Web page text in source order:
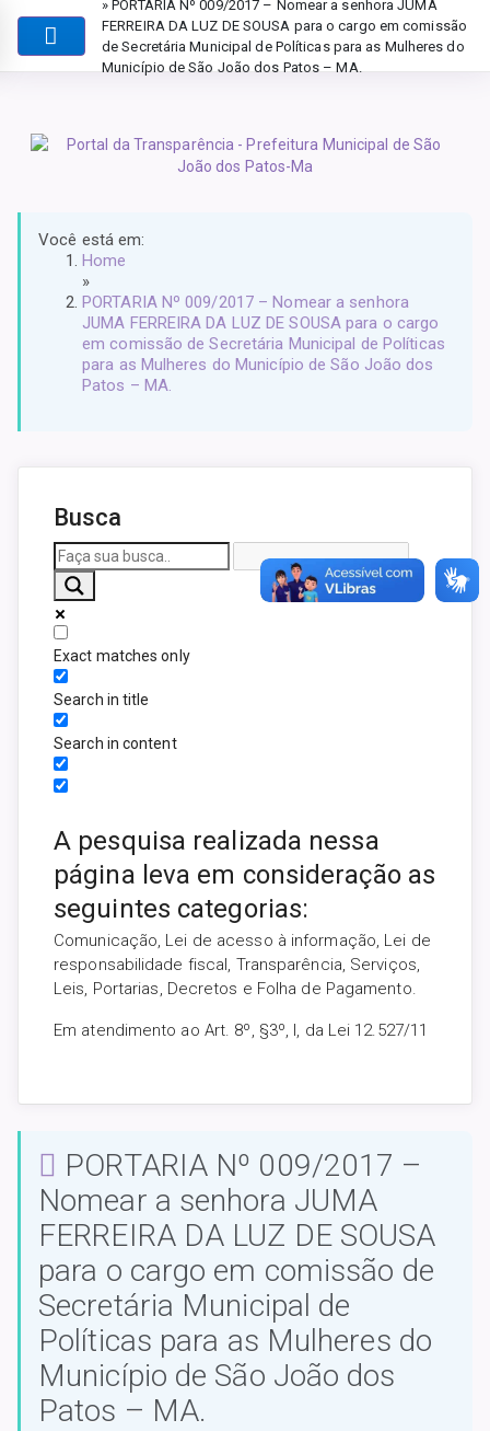
» PORTARIA Nº 009/2017 – Nomear a senhora JUMA
FERREIRA DA LUZ DE SOUSA para o cargo em comissão
de Secretária Municipal de Políticas para as Mulheres do
Município de São João dos Patos – MA.
Você está em:
Home
»
PORTARIA Nº 009/2017 – Nomear a senhora
JUMA FERREIRA DA LUZ DE SOUSA para o cargo
em comissão de Secretária Municipal de Políticas
para as Mulheres do Município de São João dos
Patos – MA.
Busca
Exact matches only
Search in title
Search in content
A pesquisa realizada nessa
página leva em consideração as
seguintes categorias:
Comunicação, Lei de acesso à informação, Lei de
responsabilidade fiscal, Transparência, Serviços,
Leis, Portarias, Decretos e Folha de Pagamento.
Em atendimento ao Art. 8º, §3º, I, da Lei 12.527/11
PORTARIA Nº 009/2017 –
Nomear a senhora JUMA
FERREIRA DA LUZ DE SOUSA
para o cargo em comissão de
Secretária Municipal de
Políticas para as Mulheres do
Município de São João dos
Patos – MA.